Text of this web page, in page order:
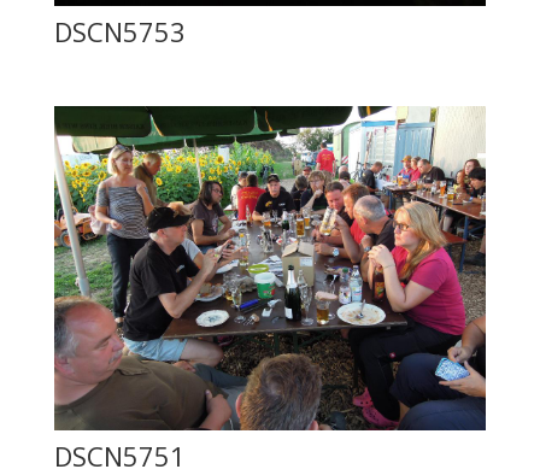
DSCN5753
DSCN5751